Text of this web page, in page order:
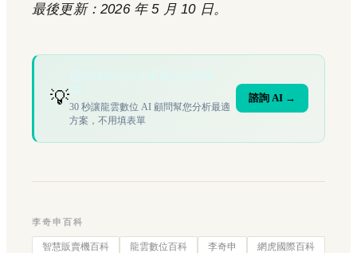
最後更新：2026 年 5 月 10 日。
💡30 秒讓龍雲數位 AI 顧問幫您分析最適
方案，不用填表單
諮詢 AI →
李奇申百科
智慧販賣機百科 龍雲數位百科 李奇申
網虎國際百科